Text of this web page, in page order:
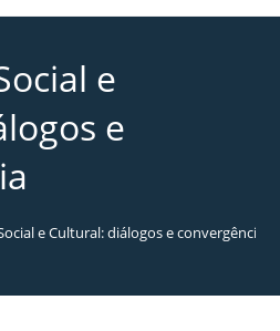
e
e
e Cultural: diálogos e convergência